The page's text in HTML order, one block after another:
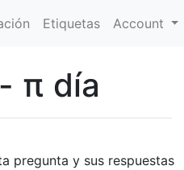
Etiquetas Account
π día
pregunta y sus respuestas